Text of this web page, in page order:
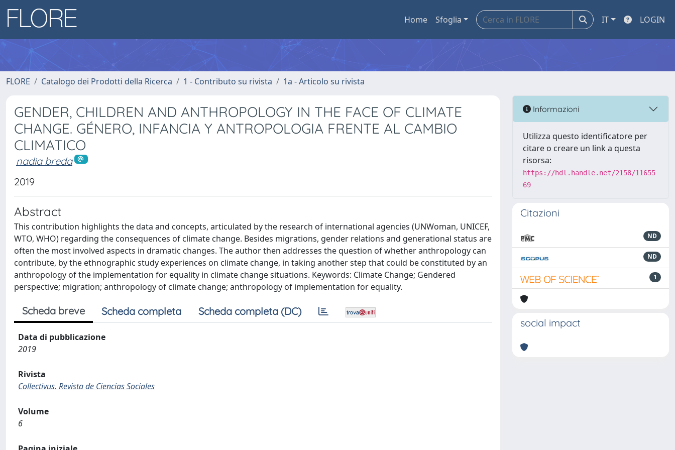
Home Sfoglia IT LOGIN
FLORE Catalogo dei Prodotti della Ricerca 1 - Contributo su rivista 1a - Articolo su rivista
GENDER, CHILDREN AND ANTHROPOLOGY IN THE FACE OF CLIMATE
CHANGE. GÉNERO, INFANCIA Y ANTROPOLOGIA FRENTE AL CAMBIO
CLIMATICO
nadia breda
2019
Abstract
This contribution highlights the data and concepts, articulated by the research of international agencies (UNWoman, UNICEF,
WTO, WHO) regarding the consequences of climate change. Besides migrations, gender relations and generational status are
often the most involved aspects in dramatic changes. The author then addresses the question of whether anthropology can
contribute, by the ethnographic study experiences on climate change, in taking another step that could be constituted by an
anthropology of the implementation for equality in climate change situations. Keywords: Climate Change; Gendered
perspective; migration; anthropology of climate change; anthropology of implementation for equality.
Scheda breve Scheda completa Scheda completa (DC)
Data di pubblicazione
2019
Rivista
Collectivus. Revista de Ciencias Sociales
Volume
6
Informazioni
Utilizza questo identificatore per
citare o creare un link a questa
risorsa:
https://hdl.handle.net/2158/11655
69
Citazioni
ND
ND
1
social impact